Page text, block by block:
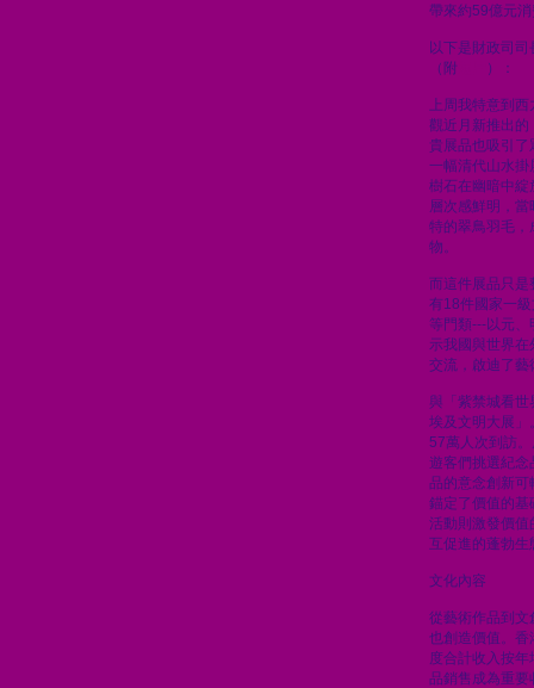
帶來約59億元
以下是財政司
（附
）：
上周我特意到
觀近月新推出的
貴展品也吸引
一幅清代山水掛
樹石在幽暗中綻
層次感鮮明，
特的翠鳥羽毛，
物。
而這件展品只
有18件國家一
等門類---以元
示我國與世界在
交流，啟迪了藝
與「紫禁城看
埃及文明大展」
57萬人次到訪
遊客們挑選紀念
品的意念創新可
錨定了價值的基
活動則激發價值
互促進的蓬勃生
文化內容
從藝術作品到文
也創造價值。香
度合計收入按
品銷售成為重要